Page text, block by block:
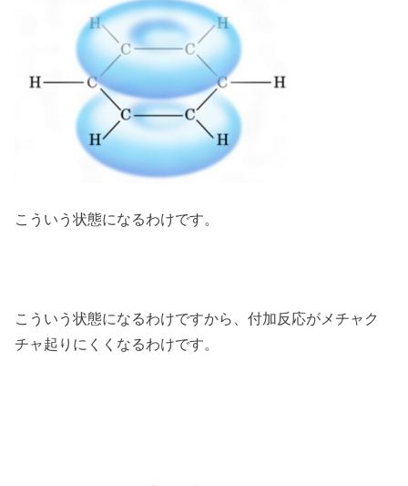
こういう状態になるわけです。
こういう状態になるわけですから、付加反応がメチャク
チャ起りにくくなるわけです。